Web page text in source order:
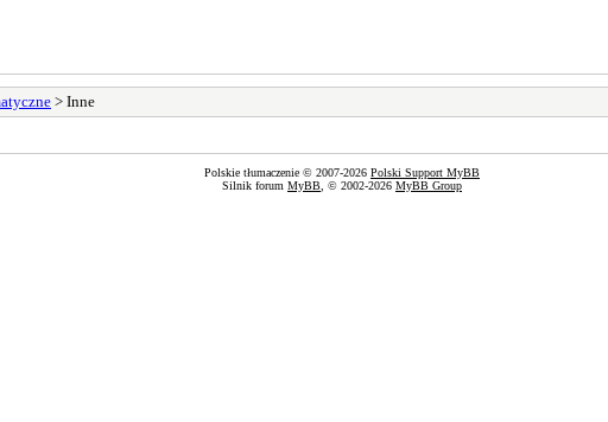
> Inne
Polskie tłumaczenie © 2007-2026 Polski Support MyBB
Silnik forum MyBB , © 2002-2026 MyBB Group